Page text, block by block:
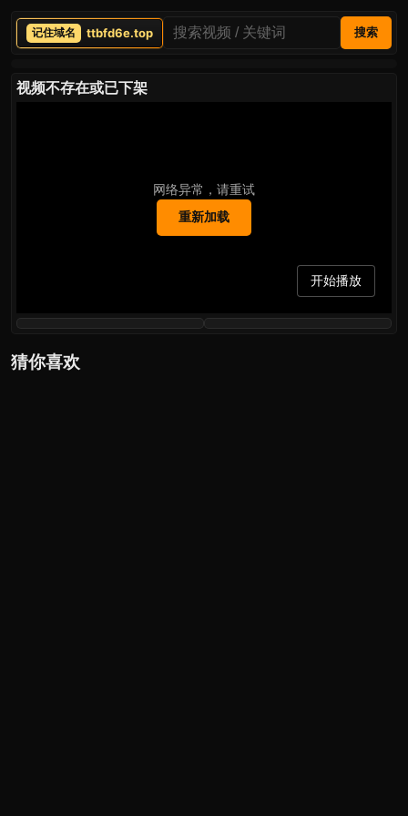
ttbfd6e.top 搜索
视频不存在或已下架
网络异常，请重试
重新加载
开始播放
猜你喜欢